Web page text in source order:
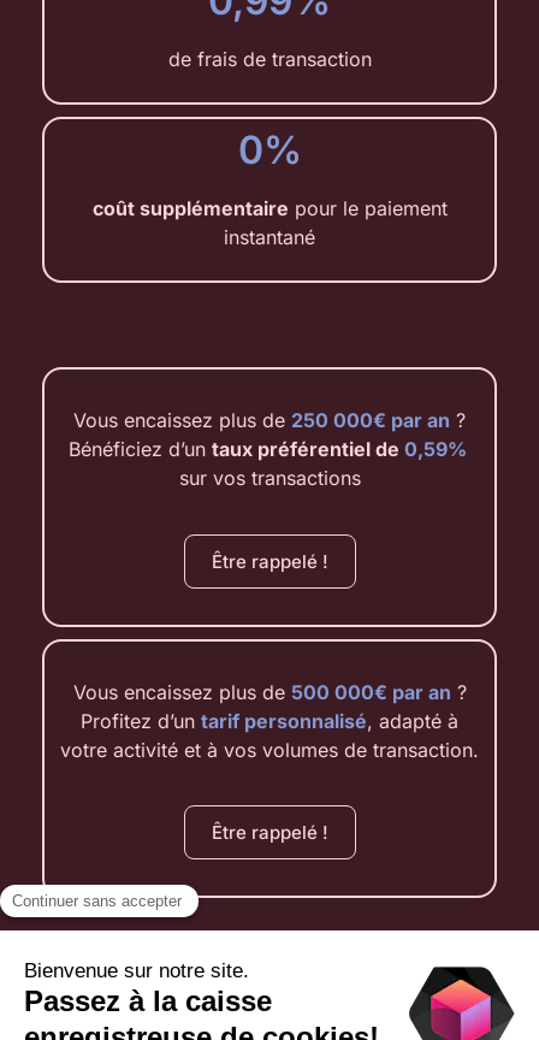
de frais de transaction
0%
coût supplémentaire pour le paiement
instantané
Vous encaissez plus de 250 000€ par an ?
Bénéficiez d’un taux préférentiel de 0,59%
sur vos transactions
Être rappelé !
Vous encaissez plus de 500 000€ par an ?
Profitez d’un tarif personnalisé, adapté à
votre activité et à vos volumes de transaction.
Être rappelé !
Toporder vous accompagne !